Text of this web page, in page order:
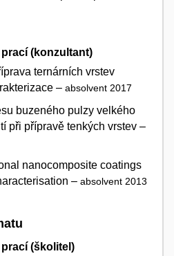
(konzultant)
ternárních vrstev
– absolvent 2017
buzeného pulzy velkého
při přípravě tenkých vrstev –
nanocomposite coatings
– absolvent 2013
(školitel)